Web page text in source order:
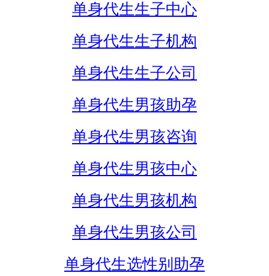
单身代生生子中心
单身代生生子机构
单身代生生子公司
单身代生男孩助孕
单身代生男孩咨询
单身代生男孩中心
单身代生男孩机构
单身代生男孩公司
单身代生选性别助孕